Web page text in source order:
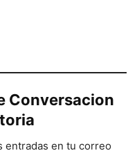
Conversacion
entradas en tu correo